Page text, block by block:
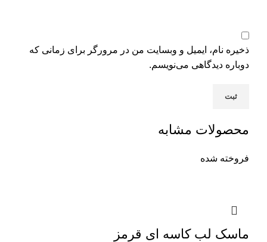
ذخیره نام، ایمیل و وبسایت من در مرورگر برای زمانی که
دوباره دیدگاهی می‌نویسم.
محصولات مشابه
فروخته شده
ماسک لب کاسه ای قرمز